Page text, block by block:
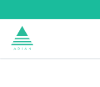
al
contenido